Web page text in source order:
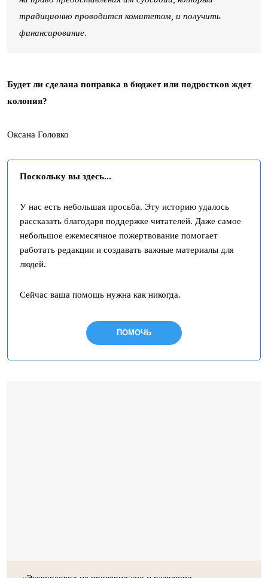
традиционно проводится комитетом, и получить
финансирование.
Будет ли сделана поправка в бюджет или подростков ждет
колония?
Оксана Головко
Поскольку вы здесь...
У нас есть небольшая просьба. Эту историю удалось
рассказать благодаря поддержке читателей. Даже самое
небольшое ежемесячное пожертвование помогает
работать редакции и создавать важные материалы для
людей.
Сейчас ваша помощь нужна как никогда.
ПОМОЧЬ